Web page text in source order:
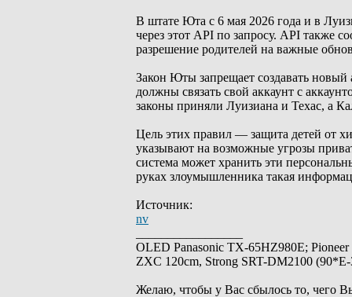
В штате Юта с 6 мая 2026 года и в
через этот API по запросу. API также
разрешение родителей на важные
Закон Юты запрещает создавать
должны связать свой аккаунт с
законы приняли Луизиана и Техас, а
Цель этих правил — защита детей от
указывают на возможные угрозы
система может хранить эти
руках злоумышленника такая
Источник:
nv
OLED Panasonic TX-65HZ980E;
ZXC 120cm, Strong SRT-DM2100
Желаю, чтобы у Вас сбылось то, чего